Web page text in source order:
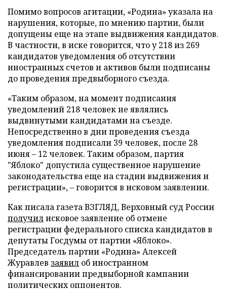
Помимо вопросов агитации, «Родина» указала на
нарушения, которые, по мнению партии, были
допущены еще на этапе выдвижения кандидатов.
В частности, в иске говорится, что у 218 из 269
кандидатов уведомления об отсутствии
иностранных счетов и активов были подписаны
до проведения предвыборного съезда.
«Таким образом, на момент подписания
уведомлений 218 человек не являлись
выдвинутыми кандидатами на съезде.
Непосредственно в дни проведения съезда
уведомления подписали 39 человек, после 28
июня – 12 человек. Таким образом, партия
"Яблоко" допустила существенное нарушение
законодательства еще на стадии выдвижения и
регистрации», – говорится в исковом заявлении.
Как писала газета ВЗГЛЯД, Верховный суд России
получилисковое заявление об отмене
регистрации федерального списка кандидатов в
депутаты Госдумы от партии «Яблоко».
Председатель партии «Родина» Алексей
Журавлев заявил об иностранном
финансировании предвыборной кампании
политических оппонентов.